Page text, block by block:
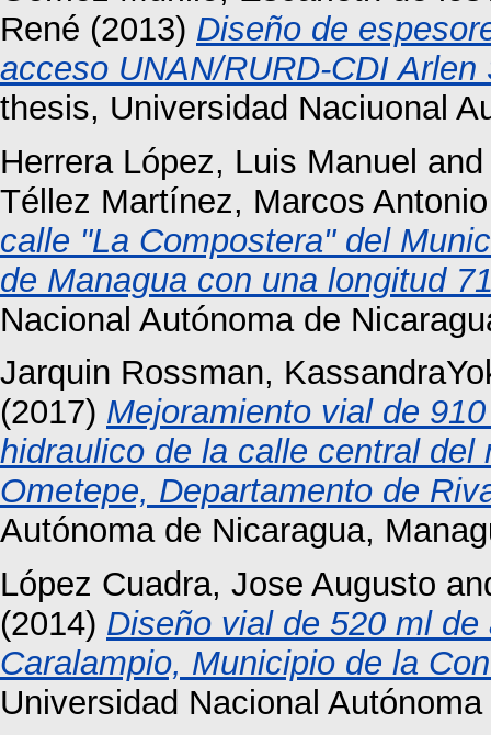
René (2013) Diseño de
acceso UNAN/RURD-CDI
thesis, Universidad Naciuonal
Herrera López, Luis Manuel
Téllez Martínez, Marcos Antonio
calle "La Compostera" del
de Managua con una longitud
Nacional Autónoma de
Jarquin Rossman,
(2017) Mejoramiento vial de
hidraulico de la calle central
Ometepe, Departamento de
Autónoma de Nicaragua,
López Cuadra, Jose Augusto
(2014) Diseño vial de 520 ml
Caralampio, Municipio de la
Universidad Nacional